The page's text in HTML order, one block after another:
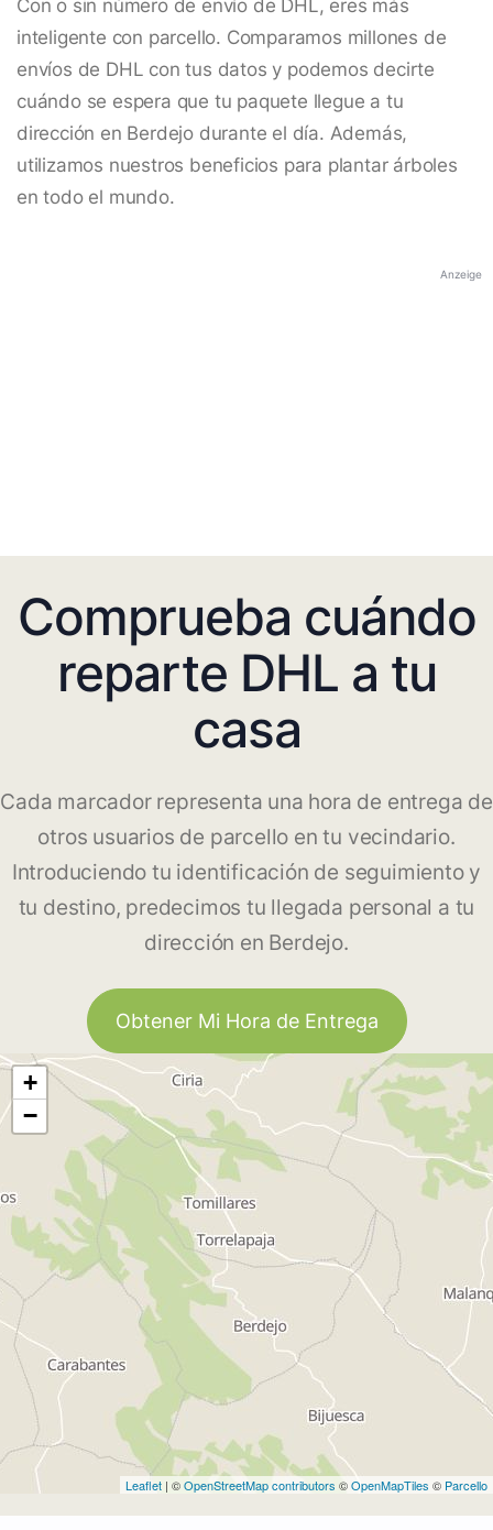
Con o sin número de envío de DHL, eres más
inteligente con parcello. Comparamos millones de
envíos de DHL con tus datos y podemos decirte
cuándo se espera que tu paquete llegue a tu
dirección en Berdejo durante el día. Además,
utilizamos nuestros beneficios para plantar árboles
en todo el mundo.
Anzeige
Comprueba cuándo
reparte DHL a tu
casa
Cada marcador representa una hora de entrega de
otros usuarios de parcello en tu vecindario.
Introduciendo tu identificación de seguimiento y
tu destino, predecimos tu llegada personal a tu
dirección en Berdejo.
Obtener Mi Hora de Entrega
+
−
Leaflet | ©OpenStreetMap contributors ©OpenMapTiles © Parcello